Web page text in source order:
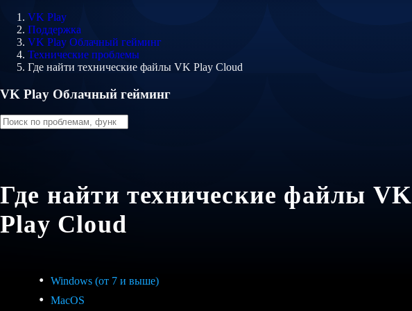
VK Play
Поддержка
VK Play Облачный гейминг
Технические проблемы
Где найти технические файлы VK Play Cloud
VK Play Облачный гейминг
Где найти технические файлы VK
Play Cloud
Windows (от 7 и выше)
MacOS